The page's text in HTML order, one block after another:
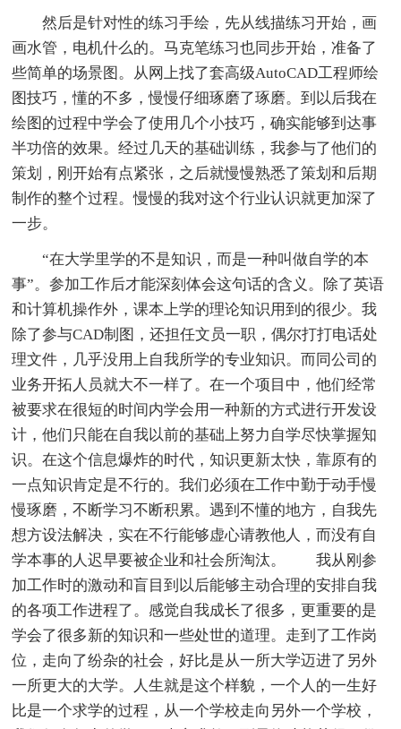
然后是针对性的练习手绘，先从线描练习开始，画
画水管，电机什么的。马克笔练习也同步开始，准备了
些简单的场景图。从网上找了套高级AutoCAD工程师绘
图技巧，懂的不多，慢慢仔细琢磨了琢磨。到以后我在
绘图的过程中学会了使用几个小技巧，确实能够到达事
半功倍的效果。经过几天的基础训练，我参与了他们的
策划，刚开始有点紧张，之后就慢慢熟悉了策划和后期
制作的整个过程。慢慢的我对这个行业认识就更加深了
一步。
“在大学里学的不是知识，而是一种叫做自学的本
事”。参加工作后才能深刻体会这句话的含义。除了英语
和计算机操作外，课本上学的理论知识用到的很少。我
除了参与CAD制图，还担任文员一职，偶尔打打电话处
理文件，几乎没用上自我所学的专业知识。而同公司的
业务开拓人员就大不一样了。在一个项目中，他们经常
被要求在很短的时间内学会用一种新的方式进行开发设
计，他们只能在自我以前的基础上努力自学尽快掌握知
识。在这个信息爆炸的时代，知识更新太快，靠原有的
一点知识肯定是不行的。我们必须在工作中勤于动手慢
慢琢磨，不断学习不断积累。遇到不懂的地方，自我先
想方设法解决，实在不行能够虚心请教他人，而没有自
学本事的人迟早要被企业和社会所淘汰。 我从刚参
加工作时的激动和盲目到以后能够主动合理的安排自我
的各项工作进程了。感觉自我成长了很多，更重要的是
学会了很多新的知识和一些处世的道理。走到了工作岗
位，走向了纷杂的社会，好比是从一所大学迈进了另外
一所更大的大学。人生就是这个样貌，一个人的一生好
比是一个求学的过程，从一个学校走向另外一个学校，